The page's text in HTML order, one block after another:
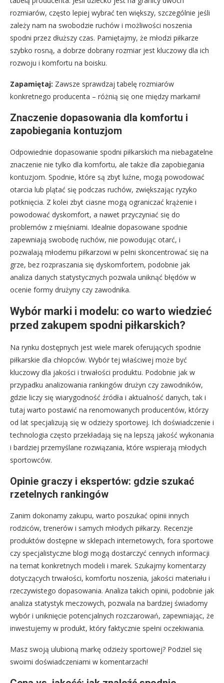
rozmiarów, często lepiej wybrać ten większy, szczególnie jeśli
zależy nam na swobodzie ruchów i możliwości noszenia
spodni przez dłuższy czas. Pamiętajmy, że młodzi piłkarze
szybko rosną, a dobrze dobrany rozmiar jest kluczowy dla ich
rozwoju i komfortu na boisku.
Zapamiętaj: Zawsze sprawdzaj tabelę rozmiarów
konkretnego producenta – różnią się one między markami!
Znaczenie dopasowania dla komfortu i
zapobiegania kontuzjom
Odpowiednie dopasowanie spodni piłkarskich ma niebagatelne
znaczenie nie tylko dla komfortu, ale także dla zapobiegania
kontuzjom. Spodnie, które są zbyt luźne, mogą powodować
otarcia lub plątać się podczas ruchów, zwiększając ryzyko
potknięcia. Z kolei zbyt ciasne mogą ograniczać krążenie i
powodować dyskomfort, a nawet przyczyniać się do
problemów z mięśniami. Idealnie dopasowane spodnie
zapewniają swobodę ruchów, nie powodując otarć, i
pozwalają młodemu piłkarzowi w pełni skoncentrować się na
grze, bez rozpraszania się dyskomfortem, podobnie jak
analiza danych statystycznych pozwala uniknąć błędów w
ocenie formy drużyny czy zawodnika.
Wybór marki i modelu: co warto wiedzieć
przed zakupem spodni piłkarskich?
Na rynku dostępnych jest wiele marek oferujących spodnie
piłkarskie dla chłopców. Wybór tej właściwej może być
kluczowy dla jakości i trwałości produktu. Podobnie jak w
przypadku analizowania rankingów drużyn czy zawodników,
gdzie liczy się wiarygodność źródła i aktualność danych, tak i
tutaj warto postawić na renomowanych producentów, którzy
od lat specjalizują się w odzieży sportowej. Ich doświadczenie i
technologia często przekładają się na lepszą jakość wykonania
i bardziej przemyślane rozwiązania, które wspierają młodych
sportowców.
Opinie graczy i ekspertów: gdzie szukać
rzetelnych rankingów
Zanim dokonamy zakupu, warto poszukać opinii innych
rodziców, trenerów i samych młodych piłkarzy. Recenzje
produktów dostępne w sklepach internetowych, fora sportowe
czy specjalistyczne blogi mogą dostarczyć cennych informacji
na temat konkretnych modeli i marek. Szukajmy komentarzy
dotyczących trwałości, komfortu noszenia, jakości materiału i
rzeczywistego dopasowania. Analiza takich opinii, podobnie jak
analiza statystyk meczowych, pozwala na bardziej świadomy
wybór i uniknięcie potencjalnych rozczarowań, zapewniając, że
inwestujemy w produkt, który faktycznie spełni oczekiwania.
Masz swoją ulubioną markę odzieży sportowej? Podziel się
swoimi doświadczeniami w komentarzach!